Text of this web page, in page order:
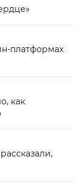
платформах
как